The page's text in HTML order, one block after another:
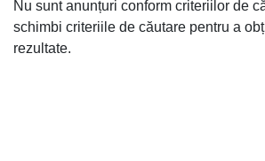
Nu sunt anunțuri conform criteriilor de
schimbi criteriile de căutare pentru a
rezultate.